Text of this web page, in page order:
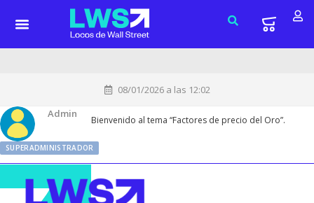
08/01/2026 a las 12:02
Admin
SUPERADMINISTRADOR
Bienvenido al tema “Factores de precio del Oro”.